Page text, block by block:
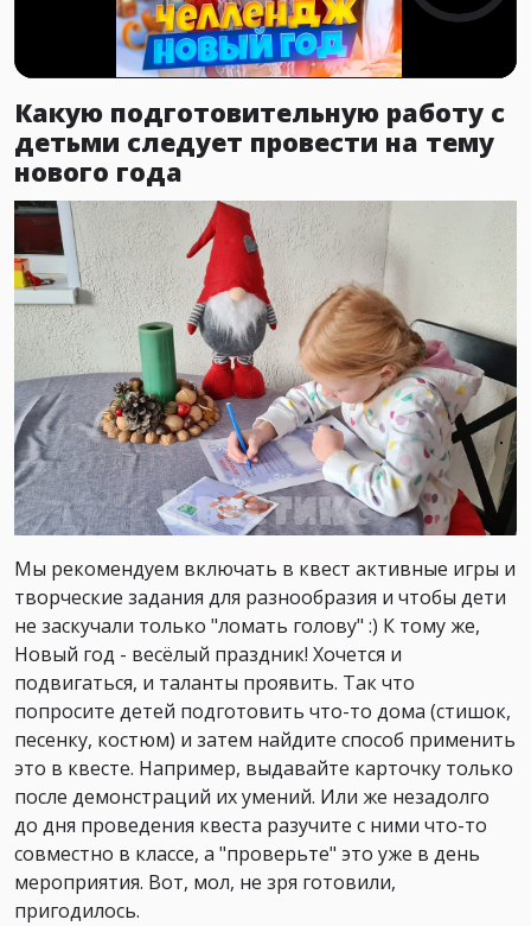
Какую подготовительную работу с
детьми следует провести на тему
нового года
Мы рекомендуем включать в квест активные игры и
творческие задания для разнообразия и чтобы дети
не заскучали только "ломать голову" :) К тому же,
Новый год - весёлый праздник! Хочется и
подвигаться, и таланты проявить. Так что
попросите детей подготовить что-то дома (стишок,
песенку, костюм) и затем найдите способ применить
это в квесте. Например, выдавайте карточку только
после демонстраций их умений. Или же незадолго
до дня проведения квеста разучите с ними что-то
совместно в классе, а "проверьте" это уже в день
мероприятия. Вот, мол, не зря готовили,
пригодилось.